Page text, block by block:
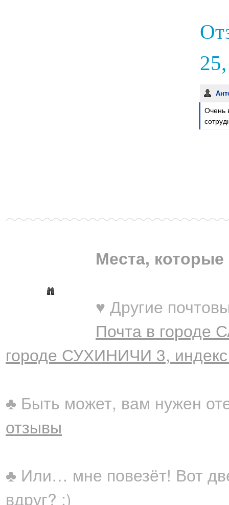
Очень
Места, которые
♥ Другие
Почта в городе
городе СУХИНИЧИ 3,
♣ Быть может, вам нужен
отзывы
♣ Или… мне повезёт! Вот
вдруг? ;)